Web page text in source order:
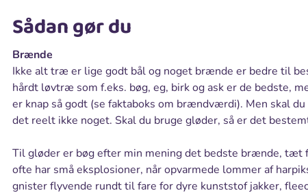
Sådan gør du
Brænde
Ikke alt træ er lige godt bål og noget brænde er bedre til
hårdt løvtræ som f.eks. bøg, eg, birk og ask er de bedste,
er knap så godt (se faktaboks om brændværdi). Men skal
det reelt ikke noget. Skal du bruge gløder, så er det
Til gløder er bøg efter min mening det bedste brænde,
ofte har små eksplosioner, når opvarmede lommer af
gnister flyvende rundt til fare for dyre kunststof jakker,